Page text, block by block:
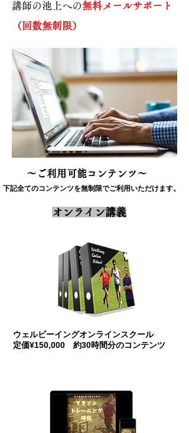
講師の池上への無料メールサポート
（回数無制限）
～ご利用可能コンテンツ～
下記全てのコンテンツを無制限でご利用いただけます。
​オンライン講義
ウェルビーイングオンラインスクール
​定価¥150,000 約30時間分のコンテンツ